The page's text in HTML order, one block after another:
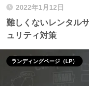
2022年1月12日
難しくないレンタル
ュリティ対策
ランディングページ（LP）